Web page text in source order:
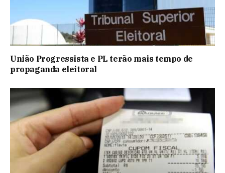
União Progressista e PL terão mais tempo de
propaganda eleitoral